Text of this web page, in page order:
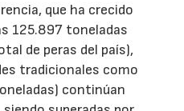
que ha crecido
125.897 toneladas
de peras del país),
tradicionales como
continúan